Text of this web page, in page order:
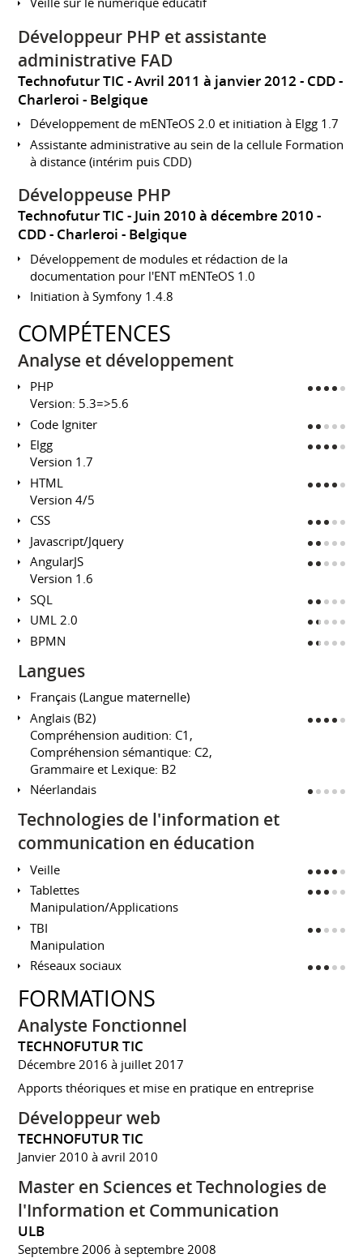
Développeur PHP et assistante
administrative FAD
Technofutur TIC Avril 2011 à janvier 2012 CDD
Charleroi
Belgique
Développement de mENTeOS 2.0 et initiation à Elgg 1.7
Assistante administrative au sein de la cellule Formation
à distance (intérim puis CDD)
Développeuse PHP
Technofutur TIC
Juin 2010 à décembre 2010
CDD
Charleroi Belgique
Développement de modules et rédaction de la
documentation pour l'ENT mENTeOS 1.0
Initiation à Symfony 1.4.8
COMPÉTENCES
Analyse et développement
PHP
Version: 5.3=>5.6
Code Igniter
Elgg
Version 1.7
HTML
Version 4/5
CSS
Javascript/Jquery
AngularJS
Version 1.6
SQL
UML 2.0
BPMN
Langues
Français (Langue maternelle)
Anglais (B2)
Compréhension audition: C1,
Compréhension sémantique: C2,
Grammaire et Lexique: B2
Néerlandais
Technologies de l'information et
communication en éducation
Veille
Tablettes
Manipulation/Applications
TBI
Manipulation
Réseaux sociaux
FORMATIONS
Analyste Fonctionnel
TECHNOFUTUR TIC
Décembre 2016 à juillet 2017
Apports théoriques et mise en pratique en entreprise
Développeur web
TECHNOFUTUR TIC
Janvier 2010 à avril 2010
Master en Sciences et Technologies de
l'Information et Communication
ULB
Septembre 2006 à septembre 2008